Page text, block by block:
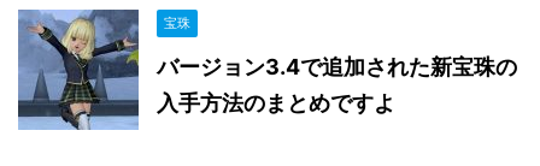
宝珠
バージョン3.4で追加された新宝珠の
入手方法のまとめですよ